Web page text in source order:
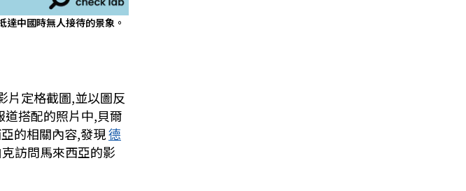
中國時無人接待的景象。
片定格截圖,並以圖反
搭配的照片中,貝爾
的相關內容,發現德
訪問馬來西亞的影